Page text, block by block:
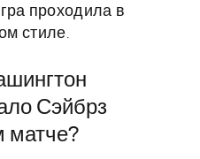
проходила в
стиле.
Сэйбрз
матче?